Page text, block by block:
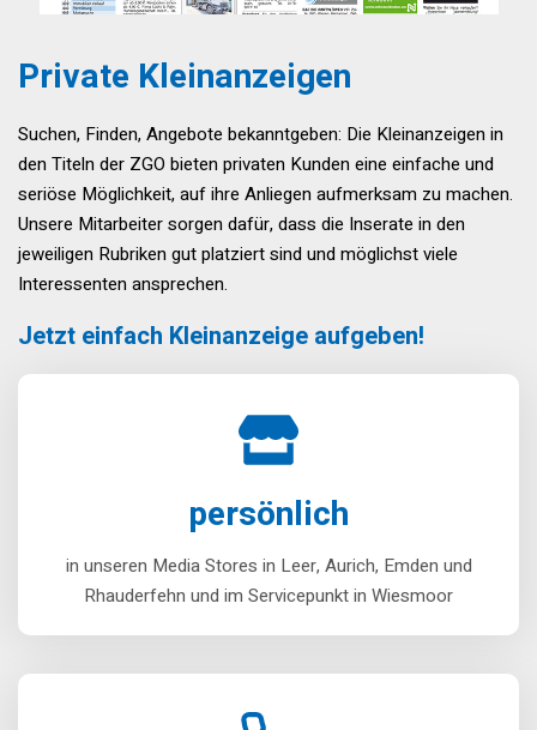
Private Kleinanzeigen
Suchen, Finden, Angebote bekanntgeben: Die Kleinanzeigen in
den Titeln der ZGO bieten privaten Kunden eine einfache und
seriöse Möglichkeit, auf ihre Anliegen aufmerksam zu machen.
Unsere Mitarbeiter sorgen dafür, dass die Inserate in den
jeweiligen Rubriken gut platziert sind und möglichst viele
Interessenten ansprechen.
Jetzt einfach Kleinanzeige aufgeben!
persönlich
in unseren Media Stores in Leer, Aurich, Emden und
Rhauderfehn und im Servicepunkt in Wiesmoor